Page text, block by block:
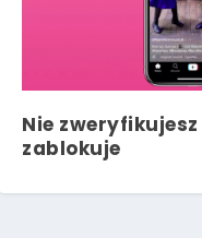
Nie
zablokuje